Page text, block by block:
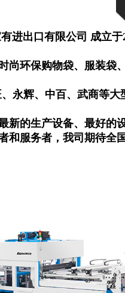
进出口有限公司 成立
尚环保购物袋、服装袋
永辉、中百、武商等大
新的生产设备、最好
和服务者，我司期待